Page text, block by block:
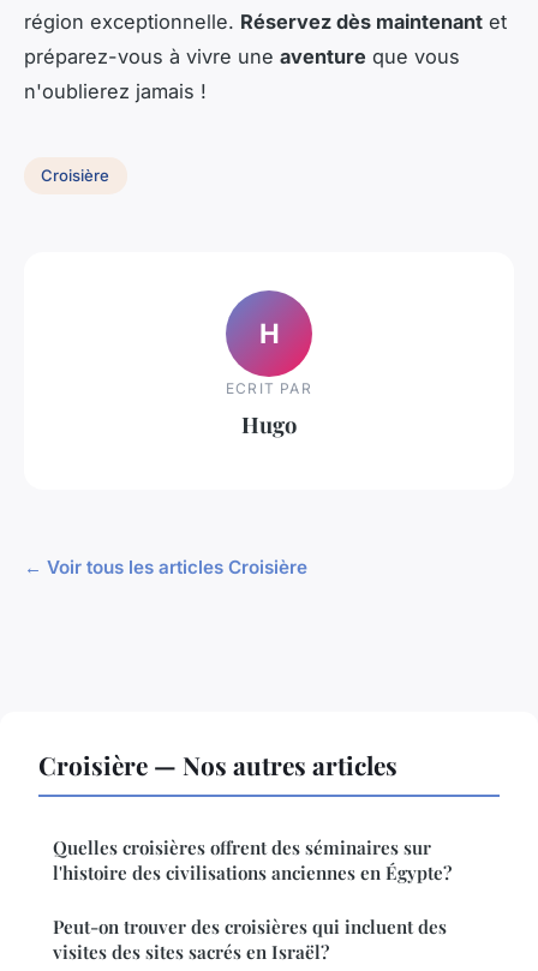
région exceptionnelle. Réservez dès maintenant et
préparez-vous à vivre une aventure que vous
n'oublierez jamais !
Croisière
H
ECRIT PAR
Hugo
← Voir tous les articles Croisière
Croisière — Nos autres articles
Quelles croisières offrent des séminaires sur
l'histoire des civilisations anciennes en Égypte?
Peut-on trouver des croisières qui incluent des
visites des sites sacrés en Israël?